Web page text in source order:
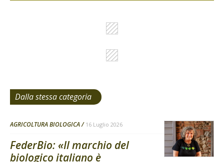
Dalla stessa categoria
AGRICOLTURA BIOLOGICA 16 Luglio 2026
FederBio: «Il marchio del
biologico italiano è